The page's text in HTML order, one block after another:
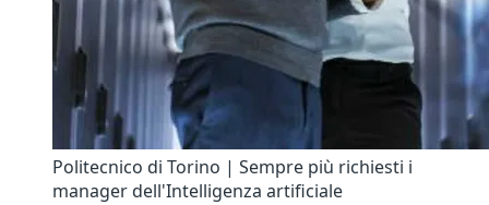
Politecnico di Torino | Sempre più richiesti i
manager dell'Intelligenza artificiale